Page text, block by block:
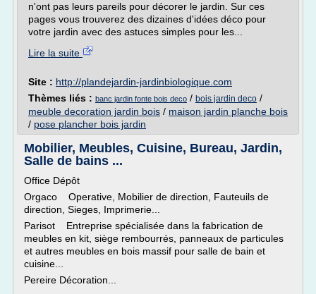
n'ont pas leurs pareils pour décorer le jardin. Sur ces
pages vous trouverez des dizaines d'idées déco pour
votre jardin avec des astuces simples pour les...
Lire la suite
Site : http://plandejardin-jardinbiologique.com
Thèmes liés : banc jardin fonte bois deco / bois jardin deco /
meuble decoration jardin bois / maison jardin planche bois
/ pose plancher bois jardin
Mobilier, Meubles, Cuisine, Bureau, Jardin,
Salle de bains ...
Office Dépôt
Orgaco Operative, Mobilier de direction, Fauteuils de
direction, Sieges, Imprimerie...
Parisot Entreprise spécialisée dans la fabrication de
meubles en kit, siège rembourrés, panneaux de particules
et autres meubles en bois massif pour salle de bain et
cuisine...
Pereire Décoration...